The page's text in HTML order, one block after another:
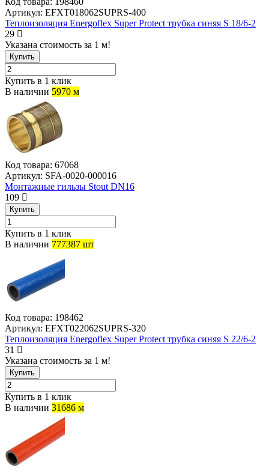
Артикул: EFXT018062SUPRS-400
Теплоизоляция Energoflex Super Protect трубка синяя S 18/6-2
29
Указана стоимость за 1 м!
Купить
Купить в 1 клик
В наличии 5970 м
Код товара: 67068
Артикул: SFA-0020-000016
Монтажные гильзы Stout DN16
109
Купить
Купить в 1 клик
В наличии 777387 шт
Код товара: 198462
Артикул: EFXT022062SUPRS-320
Теплоизоляция Energoflex Super Protect трубка синяя S 22/6-2
31
Указана стоимость за 1 м!
Купить
Купить в 1 клик
В наличии 31686 м